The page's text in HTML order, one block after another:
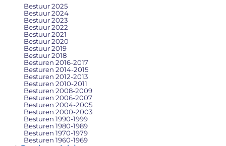
Bestuur 2025
Bestuur 2024
Bestuur 2023
Bestuur 2022
Bestuur 2021
Bestuur 2020
Bestuur 2019
Bestuur 2018
Besturen 2016-2017
Besturen 2014-2015
Besturen 2012-2013
Besturen 2010-2011
Besturen 2008-2009
Besturen 2006-2007
Besturen 2004-2005
Besturen 2000-2003
Besturen 1990-1999
Besturen 1980-1989
Besturen 1970-1979
Besturen 1960-1969